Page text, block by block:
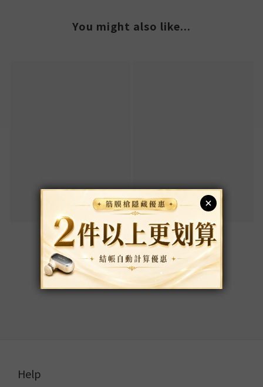
You might also like...
Help